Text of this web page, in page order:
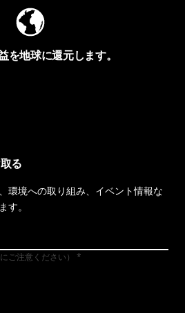
を地球に還元します。
る
環境への取り組み、イベント情報な
す。
ご注意ください）